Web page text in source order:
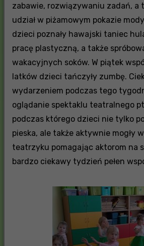
zabawie, rozwiązywaniu zadań, a
udział w piżamowym pokazie
dzieci poznały hawajski taniec
pracę plastyczną, a także
wakacyjnych soków. W piątek
latków dzieci tańczyły zumbę.
wydarzeniem podczas tego
oglądanie spektaklu teatralnego pt.
podczas którego dzieci nie tylko
pieska, ale także aktywnie mogły
teatrzyku pomagając aktorom na
bardzo ciekawy tydzień pełen